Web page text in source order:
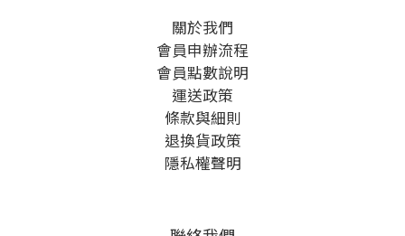
關於我們
會員申辦流程
會員點數說明
運送政策
條款與細則
退換貨政策
隱私權聲明